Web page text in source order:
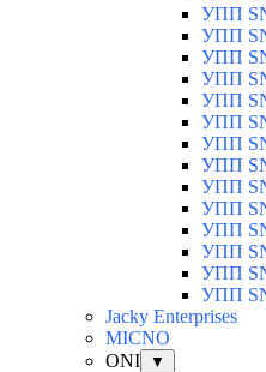
УПП
УПП
УПП
УПП
УПП
УПП
УПП
УПП
УПП
УПП
УПП
УПП
УПП
УПП
Jacky Enterprises
MICNO
ONI
▼